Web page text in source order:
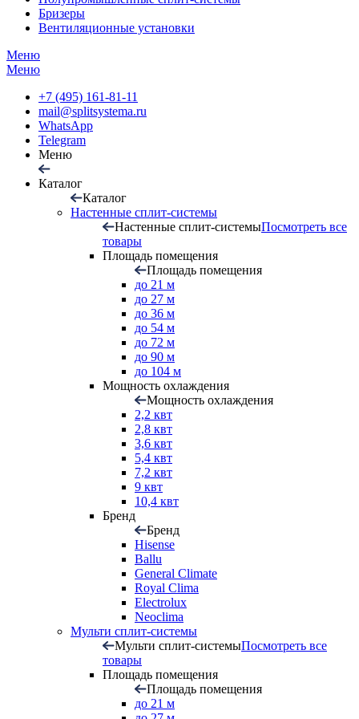
Бризеры
Вентиляционные установки
Меню
Меню
+7 (495) 161-81-11
mail@splitsystema.ru
WhatsApp
Telegram
Меню
Каталог
Каталог
Настенные сплит-системы
Настенные сплит-системыПосмотреть все
товары
Площадь помещения
Площадь помещения
до 21 м
до 27 м
до 36 м
до 54 м
до 72 м
до 90 м
до 104 м
Мощность охлаждения
Мощность охлаждения
2,2 квт
2,8 квт
3,6 квт
5,4 квт
7,2 квт
9 квт
10,4 квт
Бренд
Бренд
Hisense
Ballu
General Climate
Royal Clima
Electrolux
Neoclima
Мульти сплит-системы
Мульти сплит-системыПосмотреть все
товары
Площадь помещения
Площадь помещения
до 21 м